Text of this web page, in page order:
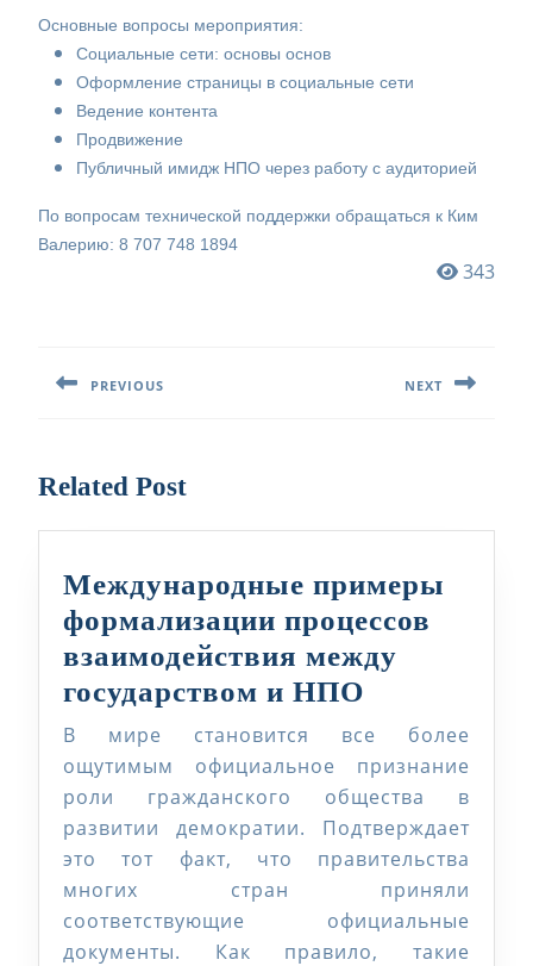
Основные вопросы мероприятия:
Социальные сети: основы основ
Оформление страницы в социальные сети
Ведение контента
Продвижение
Публичный имидж НПО через работу с аудиторией
По вопросам технической поддержки обращаться к Ким
Валерию: 8 707 748 1894
343
записям
PREVIOUS NEXT
Related Post
Международные примеры
формализации процессов
взаимодействия между
государством и НПО
примеры
процессов
между
и
В мире становится все более
ощутимым официальное признание
роли гражданского общества в
развитии демократии. Подтверждает
это тот факт, что правительства
многих стран приняли
соответствующие официальные
документы. Как правило, такие